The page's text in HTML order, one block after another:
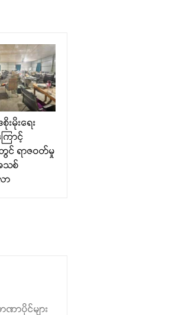
းမိုးရေး
ြောင့်
တွင် ရာဇဝတ်မှု
သစ်
ာ
ာပိုင်များ